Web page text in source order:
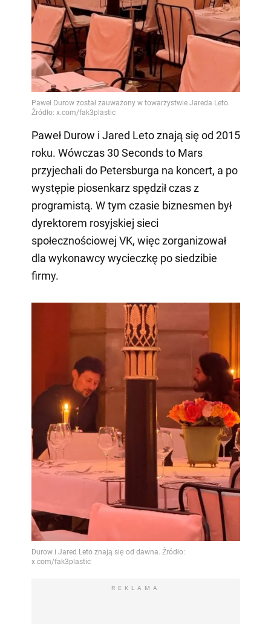
Paweł Durow i Jared Leto znają się od 2015
roku. Wówczas 30 Seconds to Mars
przyjechali do Petersburga na koncert, a po
występie piosenkarz spędził czas z
programistą. W tym czasie biznesmen był
dyrektorem rosyjskiej sieci
społecznościowej VK, więc zorganizował
dla wykonawcy wycieczkę po siedzibie
firmy.
REKLAMA